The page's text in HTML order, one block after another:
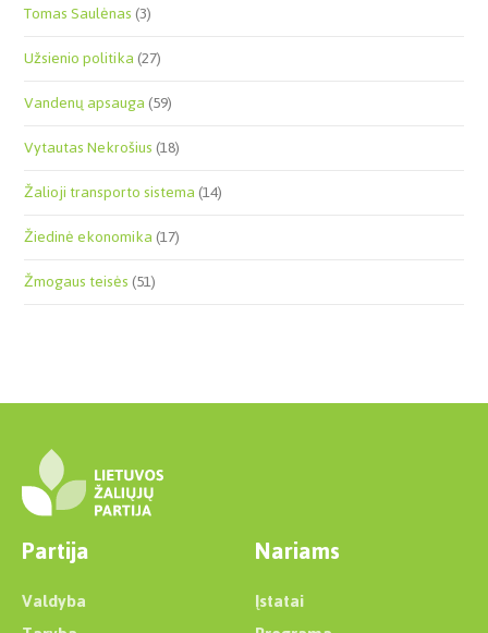
Tomas Saulėnas(3)
Užsienio politika(27)
Vandenų apsauga(59)
Vytautas Nekrošius(18)
Žalioji transporto sistema(14)
Žiedinė ekonomika(17)
Žmogaus teisės(51)
Partija
Valdyba
Nariams
Įstatai